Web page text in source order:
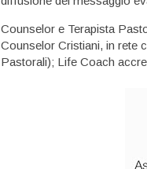
Counselor e Terapista
Counselor Cristiani, in rete
Pastorali); Life Coach